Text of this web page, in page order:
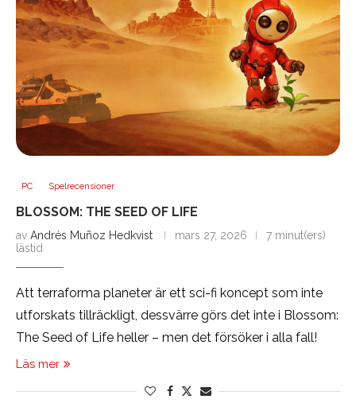
PC Spelrecensioner
BLOSSOM: THE SEED OF LIFE
av Andrés Muñoz Hedkvist mars 27, 2026
7 minut(ers)
lästid
Att terraforma planeter är ett sci-fi koncept som inte
utforskats tillräckligt, dessvärre görs det inte i Blossom:
The Seed of Life heller – men det försöker i alla fall!
Läs mer